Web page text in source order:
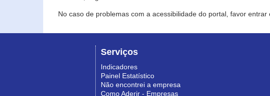
No caso de problemas com a acessibilidade do portal, favor
Serviços
Indicadores
Painel Estatístico
Não encontrei a empresa
Como Aderir - Empresas